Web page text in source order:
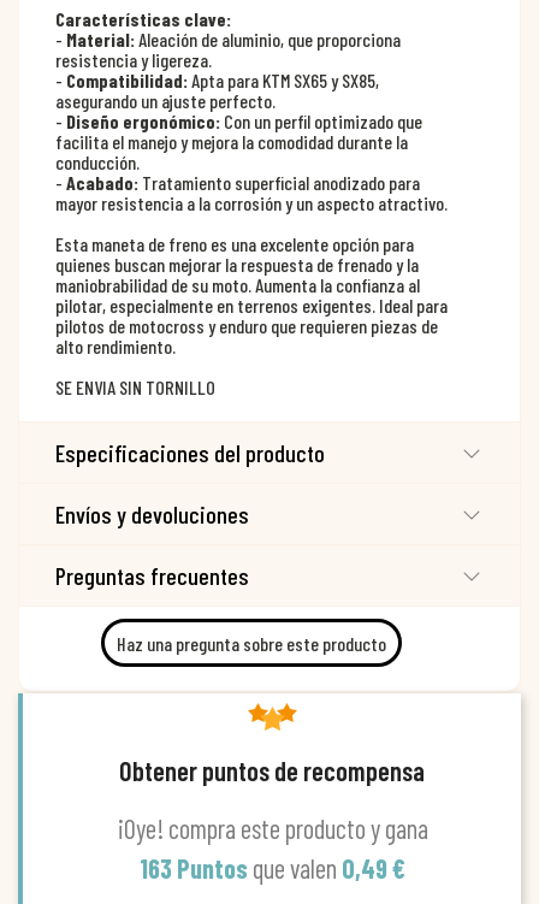
Características clave:
- Material:Aleación de aluminio, que proporciona
resistencia y ligereza.
- Compatibilidad:Apta para KTM SX65 y SX85,
asegurando un ajuste perfecto.
- Diseño ergonómico: Con un perfil optimizado que
facilita el manejo y mejora la comodidad durante la
conducción.
- Acabado: Tratamiento superficial anodizado para
mayor resistencia a la corrosión y un aspecto atractivo.
Esta maneta de freno es una excelente opción para
quienes buscan mejorar la respuesta de frenado y la
maniobrabilidad de su moto. Aumenta la confianza al
pilotar, especialmente en terrenos exigentes. Ideal para
pilotos de motocross y enduro que requieren piezas de
alto rendimiento.
SE ENVIA SIN TORNILLO
Especificaciones del producto
Envíos y devoluciones
Preguntas frecuentes
Haz una pregunta sobre este producto
Obtener puntos de recompensa
¡Oye! compra este producto y gana
163 Puntos que valen 0,49 €